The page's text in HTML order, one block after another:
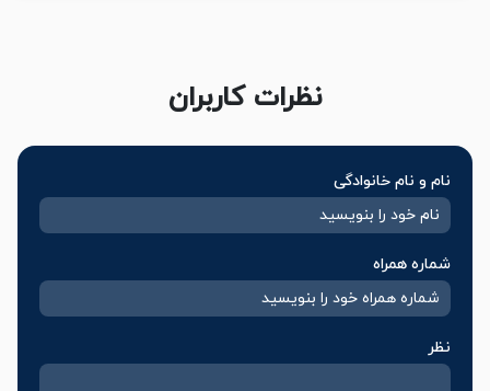
نظرات کاربران
نام و نام خانوادگی
شماره همراه
نظر